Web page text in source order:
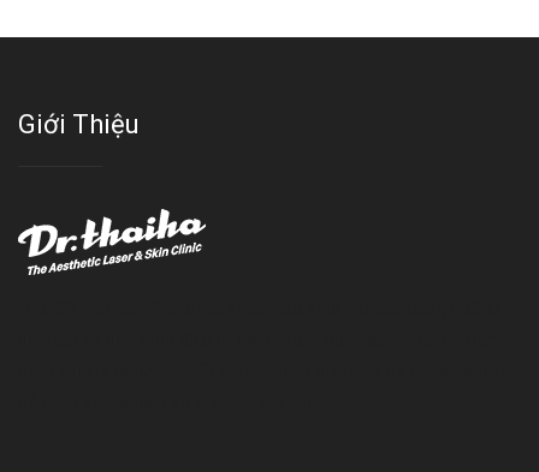
Giới Thiệu